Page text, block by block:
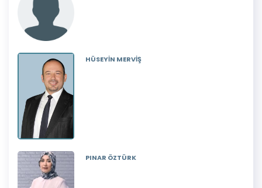
HÜSEYİN MERVİŞ
PINAR ÖZTÜRK